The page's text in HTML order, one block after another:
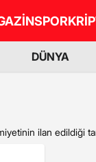
SPOR
DÜNYA
ilan edildiği